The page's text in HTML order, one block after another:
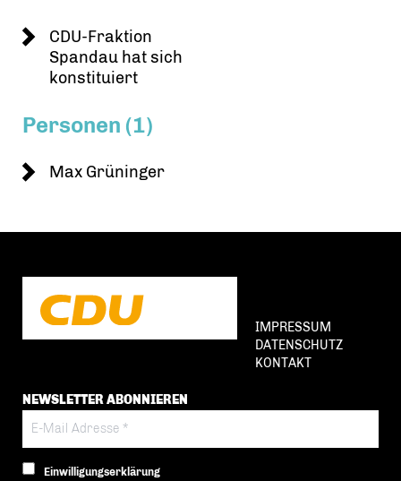
CDU-Fraktion
Spandau hat sich
konstituiert
Personen (1)
Max Grüninger
IMPRESSUM
DATENSCHUTZ
KONTAKT
NEWSLETTER ABONNIEREN
Einwilligungserklärung